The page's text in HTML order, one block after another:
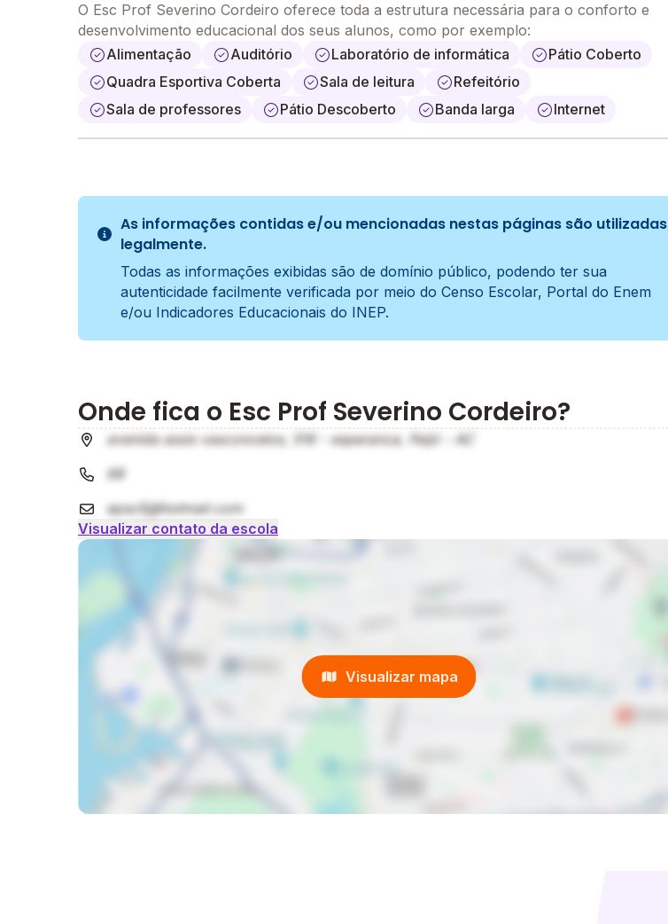
O Esc Prof Severino Cordeiro oferece toda a estrutura necessária para o conforto e
desenvolvimento educacional dos seus alunos, como por exemplo:
Alimentação
Auditório Laboratório de informática
Pátio Coberto
Quadra Esportiva Coberta
Sala de leitura
Refeitório
Sala de professores
Pátio Descoberto Banda larga Internet
As informações contidas e/ou mencionadas nestas páginas são utilizadas
legalmente.
Todas as informações exibidas são de domínio público, podendo ter sua
autenticidade facilmente verificada por meio do Censo Escolar, Portal do Enem
e/ou Indicadores Educacionais do INEP.
Onde fica o Esc Prof Severino Cordeiro?
avenida assis vasconcelos, 516 - esperanca, Feijó - AC
68
epscfj@hotmail.com
Visualizar contato da escola
Visualizar mapa